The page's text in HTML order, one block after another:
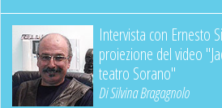
Intervista con Ernesto
proiezione del video
teatro Sorano"
DiSilvina Bragagnolo